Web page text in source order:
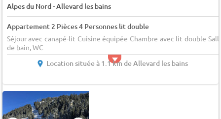
Alpes du Nord-Allevard les bains
Appartement 2 Pièces 4 Personnes lit double
Séjour avec canapé-lit Cuisine équipée Chambre avec lit double
de bain, WC
Location située à 1.1 km de Allevard les bains